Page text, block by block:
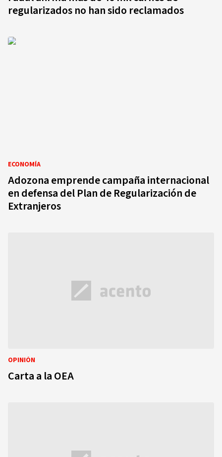
regularizados no han sido reclamados
ECONOMÍA
Adozona emprende campaña internacional
en defensa del Plan de Regularización de
Extranjeros
OPINIÓN
Carta a la OEA